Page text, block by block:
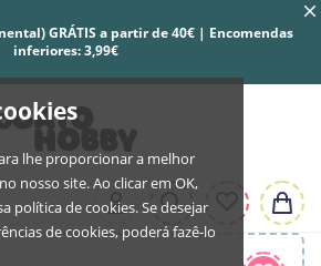
lhe proporcionar a melhor
nosso site. Ao clicar em OK,
política de cookies. Se desejar
de cookies, poderá fazê-lo
GRÁTIS a partir de 40€ | Encomendas
inferiores: 3,99€